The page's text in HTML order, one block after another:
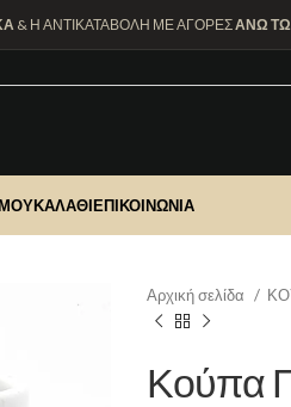
& Η ΑΝΤΙΚΑΤΑΒΟΛΗ ΜΕ ΑΓΟΡΕΣΑΝΩ
ΚΑΛΆΘΙΕΠΙΚΟΙΝΩΝΊΑ
Αρχική σελίδα
Κούπα